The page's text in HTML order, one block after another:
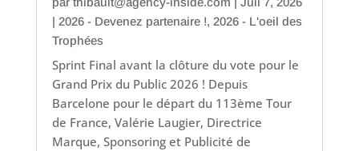
| 2026 - Devenez partenaire !, 2026 - L'oeil des
Trophées
Sprint Final avant la clôture du vote pour le
Grand Prix du Public 2026 ! Depuis
Barcelone pour le départ du 113ème Tour
de France, Valérie Laugier, Directrice
Marque, Sponsoring et Publicité de